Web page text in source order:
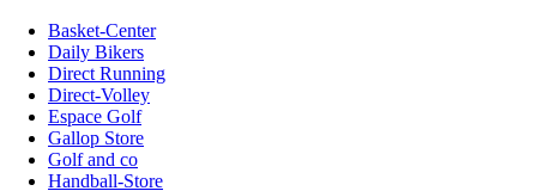
Basket-Center
Daily Bikers
Direct Running
Direct-Volley
Espace Golf
Gallop Store
Golf and co
Handball-Store